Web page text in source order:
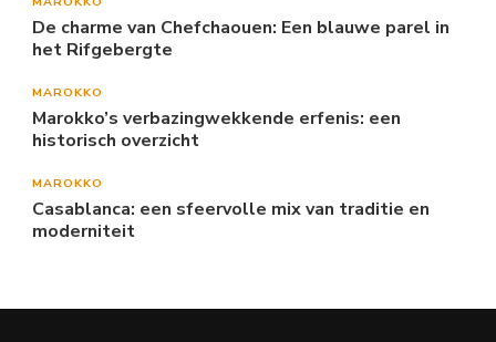
De charme van Chefchaouen: Een blauwe parel in
het Rifgebergte
MAROKKO
Marokko’s verbazingwekkende erfenis: een
historisch overzicht
MAROKKO
Casablanca: een sfeervolle mix van traditie en
moderniteit